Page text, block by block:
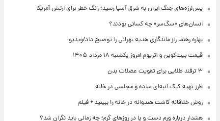
پس‌لرزه‌های جنگ ایران به شرق آسیا رسید؛ زنگ خطر برای ارتش آمریکا
انسان‌های «سگ‌سر» چه کسانی بودند؟
بهاره رهنما راز ماندگاری هدیه تهرانی را توضیح داد/ویدیو
قیمت بیت‌کوین و اتریوم امروز یکشنبه ۱۸ مرداد ۱۴۰۵
۳ ترفند طلایی برای تقویت عضلات بدن
طرز تهیه کیک انبه‌ای ساده و مجلسی در خانه
روش خلاقانه کاشت هندوانه در خانه را ببینید + فیلم
هشدار درباره ورم دست و پا در روزهای گرم؛ چه زمانی باید نگران شد؟